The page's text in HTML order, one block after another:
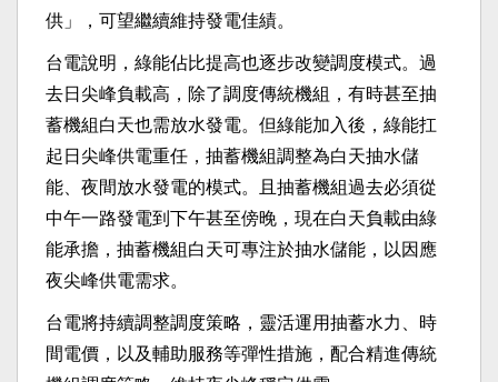
供」，可望繼續維持發電佳績。
台電說明，綠能佔比提高也逐步改變調度模式。過
去日尖峰負載高，除了調度傳統機組，有時甚至抽
蓄機組白天也需放水發電。但綠能加入後，綠能扛
起日尖峰供電重任，抽蓄機組調整為白天抽水儲
能、夜間放水發電的模式。且抽蓄機組過去必須從
中午一路發電到下午甚至傍晚，現在白天負載由綠
能承擔，抽蓄機組白天可專注於抽水儲能，以因應
夜尖峰供電需求。
台電將持續調整調度策略，靈活運用抽蓄水力、時
間電價，以及輔助服務等彈性措施，配合精進傳統